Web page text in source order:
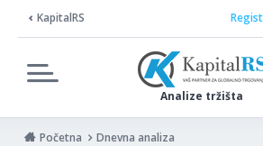
KapitalRS
Analize tržišta
Početna Dnevna analiza